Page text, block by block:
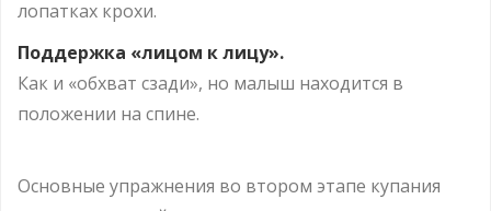
лопатках крохи.
Поддержка «лицом к лицу».
Как и «обхват сзади», но малыш находится в
положении на спине.
Основные упражнения во втором этапе купания